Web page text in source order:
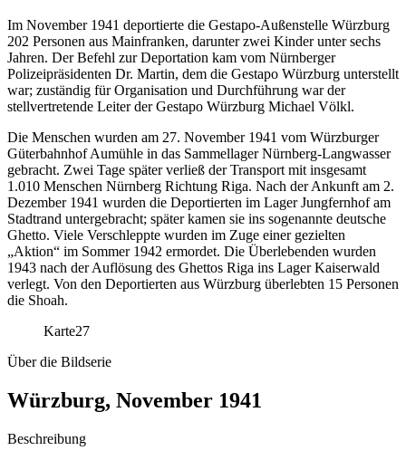
Im November 1941 deportierte die Gestapo-Außenstelle Würzburg
202 Personen aus Mainfranken, darunter zwei Kinder unter sechs
Jahren. Der Befehl zur Deportation kam vom Nürnberger
Polizeipräsidenten Dr. Martin, dem die Gestapo Würzburg unterstellt
war; zuständig für Organisation und Durchführung war der
stellvertretende Leiter der Gestapo Würzburg Michael Völkl.
Die Menschen wurden am 27. November 1941 vom Würzburger
Güterbahnhof Aumühle in das Sammellager Nürnberg-Langwasser
gebracht. Zwei Tage später verließ der Transport mit insgesamt
1.010 Menschen Nürnberg Richtung Riga. Nach der Ankunft am 2.
Dezember 1941 wurden die Deportierten im Lager Jungfernhof am
Stadtrand untergebracht; später kamen sie ins sogenannte deutsche
Ghetto. Viele Verschleppte wurden im Zuge einer gezielten
„Aktion“ im Sommer 1942 ermordet. Die Überlebenden wurden
1943 nach der Auflösung des Ghettos Riga ins Lager Kaiserwald
verlegt. Von den Deportierten aus Würzburg überlebten 15 Personen
die Shoah.
Karte27
Über die Bildserie
Würzburg, November 1941
Beschreibung